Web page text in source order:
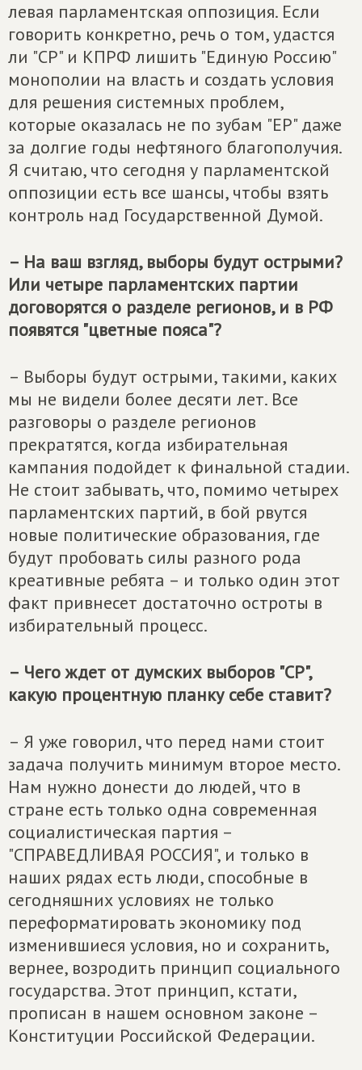
левая парламентская оппозиция. Если
говорить конкретно, речь о том, удастся
ли "СР" и КПРФ лишить "Единую Россию"
монополии на власть и создать условия
для решения системных проблем,
которые оказалась не по зубам "ЕР" даже
за долгие годы нефтяного благополучия.
Я считаю, что сегодня у парламентской
оппозиции есть все шансы, чтобы взять
контроль над Государственной Думой.
– На ваш взгляд, выборы будут острыми?
Или четыре парламентских партии
договорятся о разделе регионов, и в РФ
появятся "цветные пояса"?
– Выборы будут острыми, такими, каких
мы не видели более десяти лет. Все
разговоры о разделе регионов
прекратятся, когда избирательная
кампания подойдет к финальной стадии.
Не стоит забывать, что, помимо четырех
парламентских партий, в бой рвутся
новые политические образования, где
будут пробовать силы разного рода
креативные ребята – и только один этот
факт привнесет достаточно остроты в
избирательный процесс.
– Чего ждет от думских выборов "СР",
какую процентную планку себе ставит?
– Я уже говорил, что перед нами стоит
задача получить минимум второе место.
Нам нужно донести до людей, что в
стране есть только одна современная
социалистическая партия –
"СПРАВЕДЛИВАЯ РОССИЯ", и только в
наших рядах есть люди, способные в
сегодняшних условиях не только
переформатировать экономику под
изменившиеся условия, но и сохранить,
вернее, возродить принцип социального
государства. Этот принцип, кстати,
прописан в нашем основном законе –
Конституции Российской Федерации.